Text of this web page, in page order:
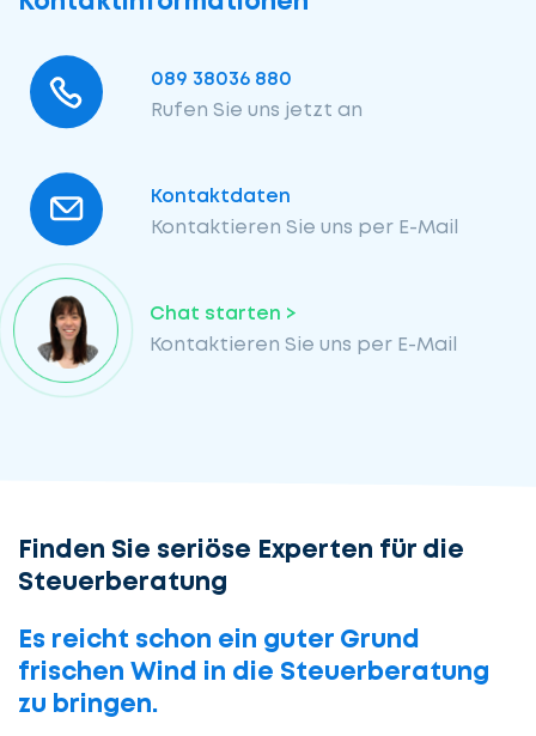
089 38036 880
Rufen Sie uns jetzt an
Kontaktdaten
Kontaktieren Sie uns per E-Mail
Chat starten >
Kontaktieren Sie uns per E-Mail
Finden Sie seriöse Experten für die
Steuerberatung
Es reicht schon ein guter Grund
frischen Wind in die Steuerberatung
zu bringen.